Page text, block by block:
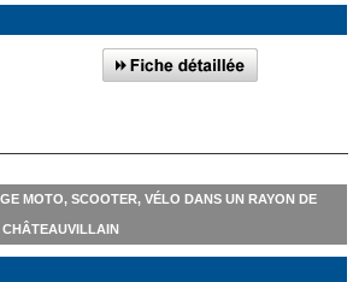
MOTO, SCOOTER, VÉLO DANS UN RAYON DE